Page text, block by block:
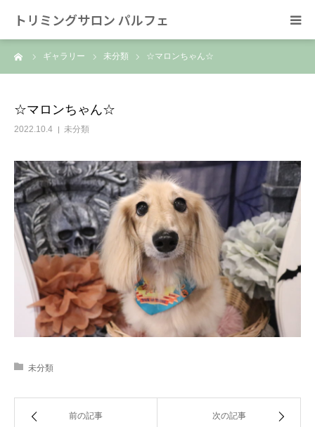
トリミングサロン パルフェ
ギャラリー 未分類 ☆マロンちゃん☆
☆マロンちゃん☆
2022.10.4 未分類
未分類
前の記事 次の記事
HOME
スタッフ
SNS/リンク